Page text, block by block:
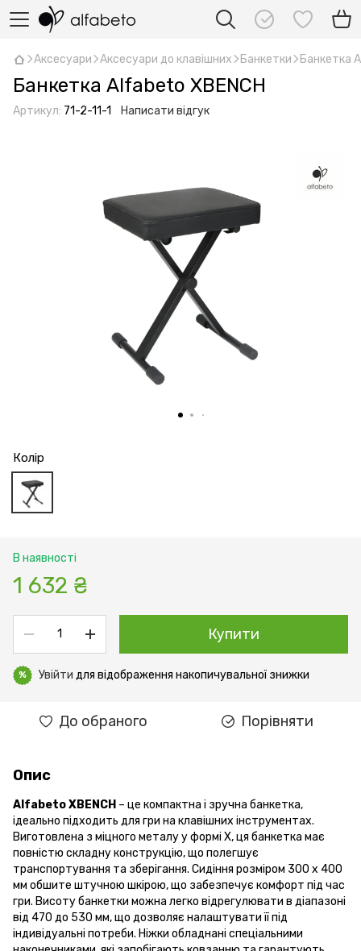
Аксесуари Аксесуари до клавішних Банкетки Банкетка
Банкетка Alfabeto XBENCH
Артикул: 71-2-11-1 Написати відгук
Колір
В наявності
1 632 ₴
Купити
% Увійти для відображення накопичувальної знижки
До обраного Порівняти
Опис
Alfabeto XBENCH – це компактна і зручна банкетка,
ідеально підходить для гри на клавішних інструментах.
Виготовлена з міцного металу у формі X, ця банкетка має
повністю складну конструкцію, що полегшує
транспортування та зберігання. Сидіння розміром 300 x 400
мм обшите штучною шкірою, що забезпечує комфорт під час
гри. Висоту банкетки можна легко відрегулювати в діапазоні
від 470 до 530 мм, що дозволяє налаштувати її під
індивідуальні потреби. Ніжки обладнані спеціальними